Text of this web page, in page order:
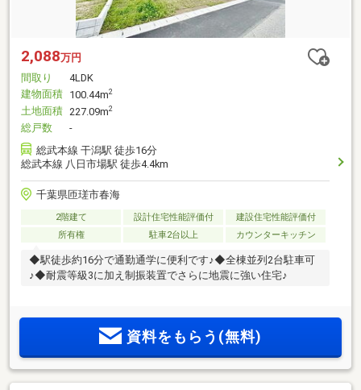
2,088万円
間取り
4LDK
建物面積 100.44m2
土地面積 227.09m2
総戸数
-
総武本線 干潟駅 徒歩16分
総武本線 八日市場駅 徒歩4.4km
千葉県匝瑳市春海
2階建て 設計住宅性能評価付
建設住宅性能評価付
所有権
駐車2台以上 カウンターキッチン
◆駅徒歩約16分で通勤通学に便利です♪◆全棟並列2台駐車可
♪◆耐震等級3に加え制振装置でさらに地震に強い住宅♪
資料をもらう(無料)